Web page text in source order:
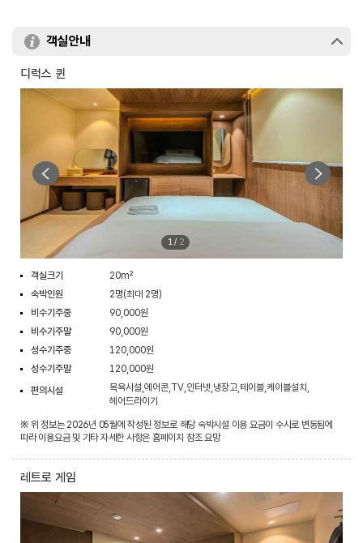
객실안내
디럭스 퀸
1/ 2
객실크기
20m²
숙박인원
2명(최대 2명)
비수기주중
90,000원
비수기주말
90,000원
성수기주중
120,000원
성수기주말
120,000원
편의시설
목욕시설,에어콘,TV,인터넷,냉장고,테이블,케이블설치,
헤어드라이기
※ 위 정보는 2026년 05월에 작성된 정보로 해당 숙박시설 이용 요금이 수시로 변동됨에
따라 이용요금 및 기타 자세한 사항은 홈페이지 참조 요망
레트로 게임